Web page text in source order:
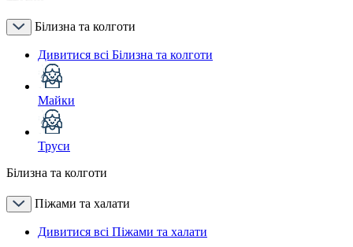
Білизна та колготи
Дивитися всі Білизна та колготи
Майки
Труси
Білизна та колготи
Піжами та халати
Дивитися всі Піжами та халати